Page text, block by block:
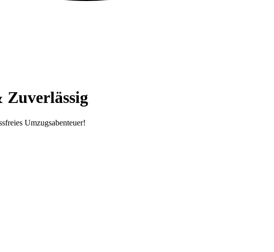
Zuverlässig
Umzugsabenteuer!